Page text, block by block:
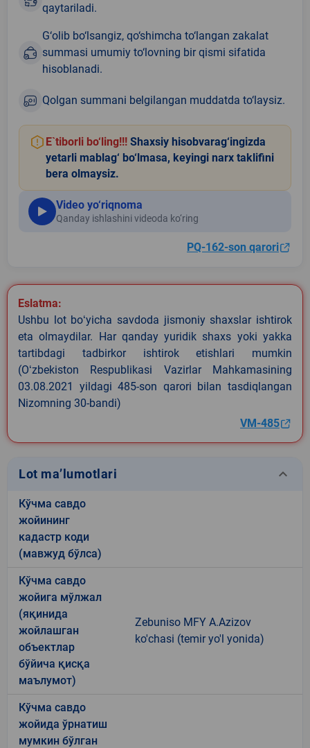
qaytariladi.
G‘olib bo‘lsangiz, qo‘shimcha to‘langan zakalat
summasi umumiy to‘lovning bir qismi sifatida
hisoblanadi.
Qolgan summani belgilangan muddatda to‘laysiz.
E`tiborli bo‘ling!!! Shaxsiy hisobvarag‘ingizda
yetarli mablag‘ bo‘lmasa, keyingi narx taklifini
bera olmaysiz.
Video yo‘riqnoma
Qanday ishlashini videoda ko‘ring
PQ-162-son qarori
Eslatma:
Ushbu lot boʻyicha savdoda jismoniy shaxslar ishtirok
eta olmaydilar. Har qanday yuridik shaxs yoki yakka
tartibdagi tadbirkor ishtirok etishlari mumkin
(Oʻzbekiston Respublikasi Vazirlar Mahkamasining
03.08.2021 yildagi 485-son qarori bilan tasdiqlangan
Nizomning 30-bandi)
VM-485
Lot ma’lumotlari keyboard_arrow_down
Кўчма савдо
жойининг
кадастр коди
(мавжуд бўлса)
Кўчма савдо
жойига мўлжал
(яқинида
жойлашган
объектлар
бўйича қисқа
маълумот)
Zebuniso MFY A.Azizov
ko'chasi (temir yo'l yonida)
Кўчма савдо
жойида ўрнатиш
мумкин бўлган